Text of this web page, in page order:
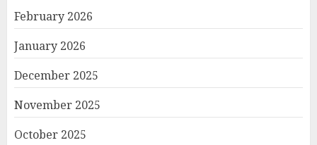
February 2026
January 2026
December 2025
November 2025
October 2025